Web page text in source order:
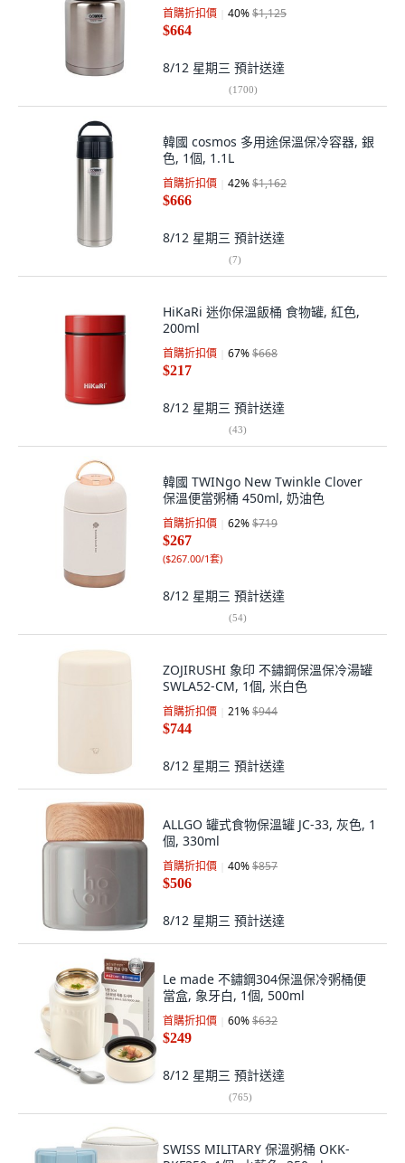
首購折扣價 40%$1,125
$664
8/12 星期三 預計送達
(1700)
韓國 cosmos 多用途保溫保冷容器, 銀
色, 1個, 1.1L
首購折扣價 42%$1,162
$666
8/12 星期三 預計送達
(7)
HiKaRi 迷你保溫飯桶 食物罐, 紅色,
200ml
首購折扣價 67%$668
$217
8/12 星期三 預計送達
(43)
韓國 TWINgo New Twinkle Clover
保溫便當粥桶 450ml, 奶油色
首購折扣價 62%$719
$267
($267.00/1套)
8/12 星期三 預計送達
(54)
ZOJIRUSHI 象印 不鏽鋼保溫保冷湯罐
SWLA52-CM, 1個, 米白色
首購折扣價 21%$944
$744
8/12 星期三 預計送達
ALLGO 罐式食物保溫罐 JC-33, 灰色, 1
個, 330ml
首購折扣價 40%$857
$506
8/12 星期三 預計送達
Le made 不鏽鋼304保溫保冷粥桶便
當盒, 象牙白, 1個, 500ml
首購折扣價 60%$632
$249
8/12 星期三 預計送達
(765)
SWISS MILITARY 保溫粥桶 OKK-